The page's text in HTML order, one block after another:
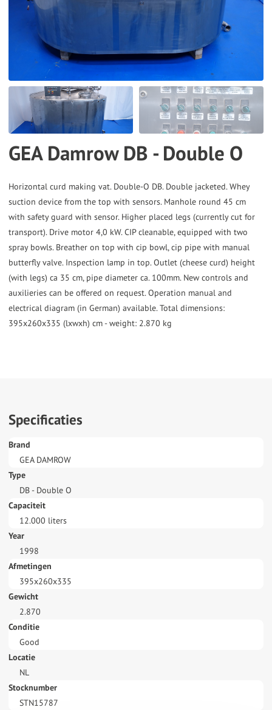
the
search
result.
Touch
device
can
use
and
swipe
gestures.
GEA Damrow DB - Double O
Horizontal curd making vat. Double-O DB. Double jacketed. Whey
suction device from the top with sensors. Manhole round 45 cm
with safety guard with sensor. Higher placed legs (currently cut for
transport). Drive motor 4,0 kW. CIP cleanable, equipped with two
spray bowls. Breather on top with cip bowl, cip pipe with manual
butterfly valve. Inspection lamp in top. Outlet (cheese curd) height
(with legs) ca 35 cm, pipe diameter ca. 100mm. New controls and
auxilieries can be offered on request. Operation manual and
electrical diagram (in German) available. Total dimensions:
395x260x335 (lxwxh) cm - weight: 2.870 kg
Specificaties
Brand
GEA DAMROW
Type
DB - Double O
Capaciteit
12.000 liters
Year
1998
Afmetingen
395x260x335
Gewicht
2.870
Conditie
Good
Locatie
NL
Stocknumber
STN15787